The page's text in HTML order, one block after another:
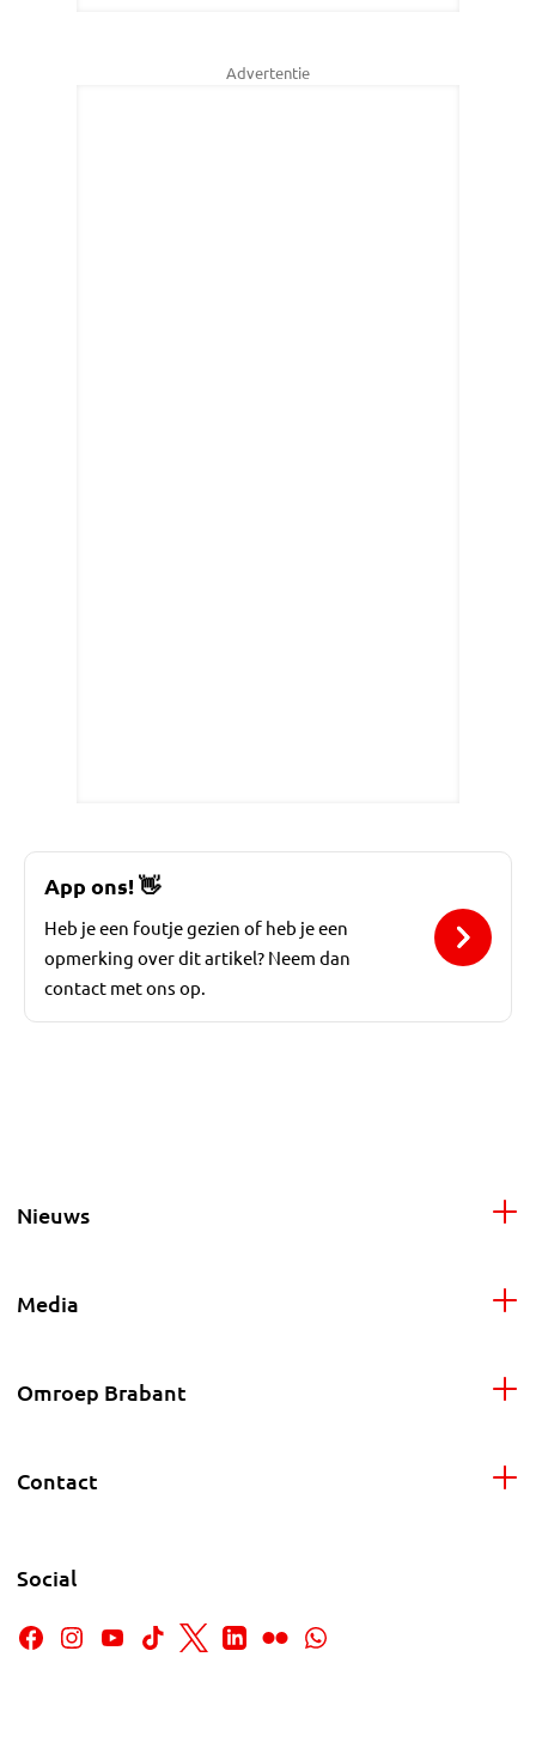
Advertentie
App ons!👋
Heb je een foutje gezien of heb je een
opmerking over dit artikel? Neem dan
contact met ons op.
Nieuws
Media
Omroep Brabant
Contact
Social